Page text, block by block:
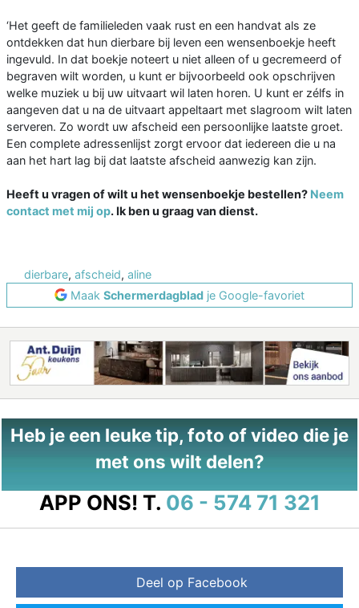
‘Het geeft de familieleden vaak rust en een handvat als ze
ontdekken dat hun dierbare bij leven een wensenboekje heeft
ingevuld. In dat boekje noteert u niet alleen of u gecremeerd of
begraven wilt worden, u kunt er bijvoorbeeld ook opschrijven
welke muziek u bij uw uitvaart wil laten horen. U kunt er zélfs in
aangeven dat u na de uitvaart appeltaart met slagroom wilt laten
serveren. Zo wordt uw afscheid een persoonlijke laatste groet.
Een complete adressenlijst zorgt ervoor dat iedereen die u na
aan het hart lag bij dat laatste afscheid aanwezig kan zijn.
Heeft u vragen of wilt u het wensenboekje bestellen? Neem
contact met mij op. Ik ben u graag van dienst.
dierbare, afscheid, aline
Maak Schermerdagblad je Google-favoriet
Heb je een leuke tip, foto of video die je
met ons wilt delen?
APP ONS! T. 06 - 574 71 321
Deel op Facebook